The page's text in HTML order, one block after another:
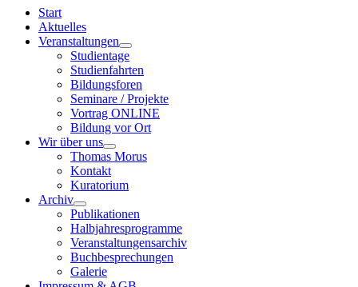
Start
Aktuelles
Veranstaltungen
Studientage
Studienfahrten
Bildungsforen
Seminare / Projekte
Vortrag ONLINE
Bildung vor Ort
Wir über uns
Thomas Morus
Kontakt
Kuratorium
Archiv
Publikationen
Halbjahresprogramme
Veranstaltungensarchiv
Buchbesprechungen
Galerie